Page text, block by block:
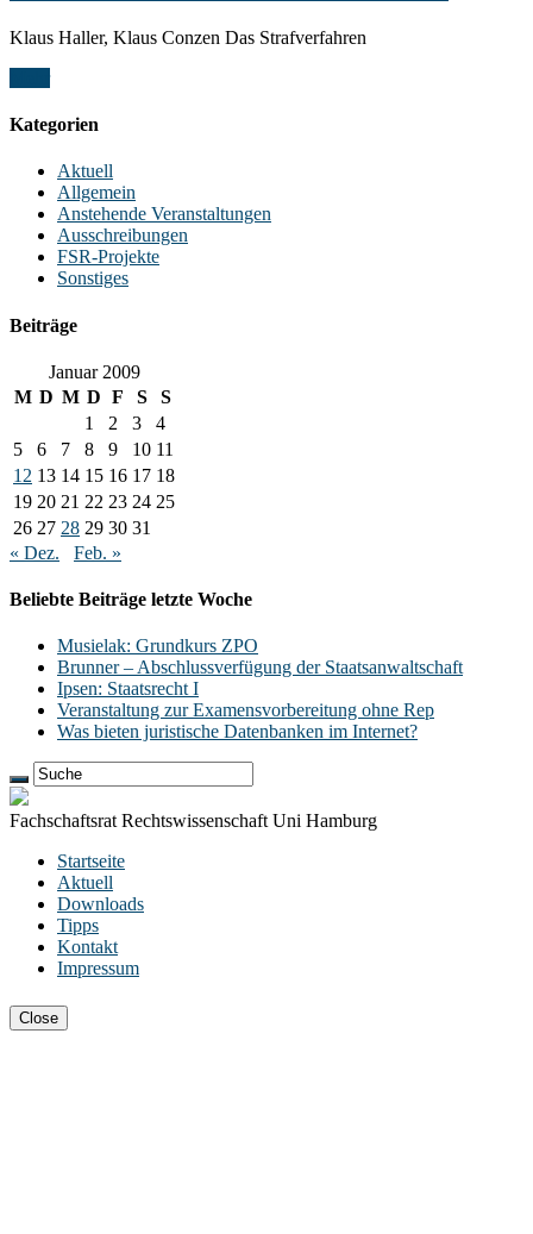
Klaus Haller, Klaus Conzen Das Strafverfahren
Kategorien
Aktuell
Allgemein
Anstehende Veranstaltungen
Ausschreibungen
FSR-Projekte
Sonstiges
Beiträge
Januar 2009
M D M D F S
S
1
2 3
4
5
6 7 8 9 10 11
12 13 14 15 16 17 18
19 20 21 22 23 24 25
26 27 28 29 30 31
« Dez.
Feb. »
Beliebte Beiträge letzte Woche
Musielak: Grundkurs ZPO
Brunner – Abschlussverfügung der Staatsanwaltschaft
Ipsen: Staatsrecht I
Veranstaltung zur Examensvorbereitung ohne Rep
Was bieten juristische Datenbanken im Internet?
Fachschaftsrat Rechtswissenschaft Uni Hamburg
Startseite
Aktuell
Downloads
Tipps
Kontakt
Impressum
Close